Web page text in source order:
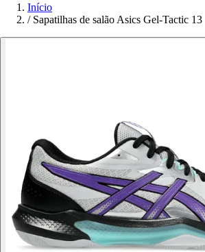
Início
/ Sapatilhas de salão Asics Gel-Tactic 13